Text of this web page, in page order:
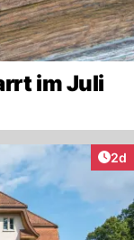
im Juli
2d